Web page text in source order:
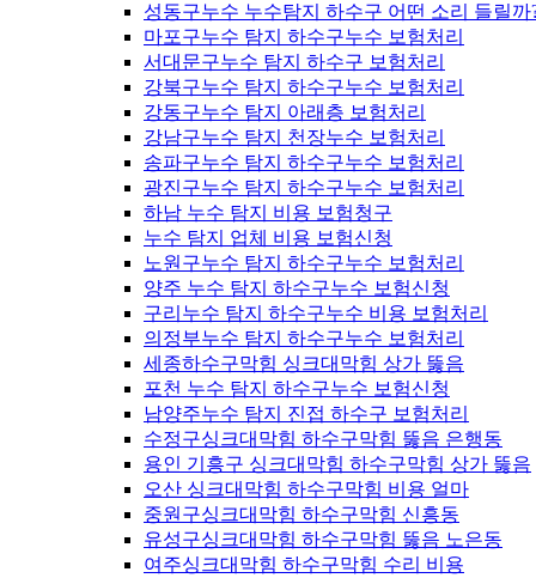
성동구누수 누수탐지 하수구 어떤 소리 들릴까
마포구누수 탐지 하수구누수 보험처리
서대문구누수 탐지 하수구 보험처리
강북구누수 탐지 하수구누수 보험처리
강동구누수 탐지 아래층 보험처리
강남구누수 탐지 천장누수 보험처리
송파구누수 탐지 하수구누수 보험처리
광진구누수 탐지 하수구누수 보험처리
하남 누수 탐지 비용 보험청구
누수 탐지 업체 비용 보험신청
노원구누수 탐지 하수구누수 보험처리
양주 누수 탐지 하수구누수 보험신청
구리누수 탐지 하수구누수 비용 보험처리
의정부누수 탐지 하수구누수 보험처리
세종하수구막힘 싱크대막힘 상가 뚫음
포천 누수 탐지 하수구누수 보험신청
남양주누수 탐지 진접 하수구 보험처리
수정구싱크대막힘 하수구막힘 뚫음 은행동
용인 기흥구 싱크대막힘 하수구막힘 상가 뚫음
오산 싱크대막힘 하수구막힘 비용 얼마
중원구싱크대막힘 하수구막힘 신흥동
유성구싱크대막힘 하수구막힘 뚫음 노은동
여주싱크대막힘 하수구막힘 수리 비용